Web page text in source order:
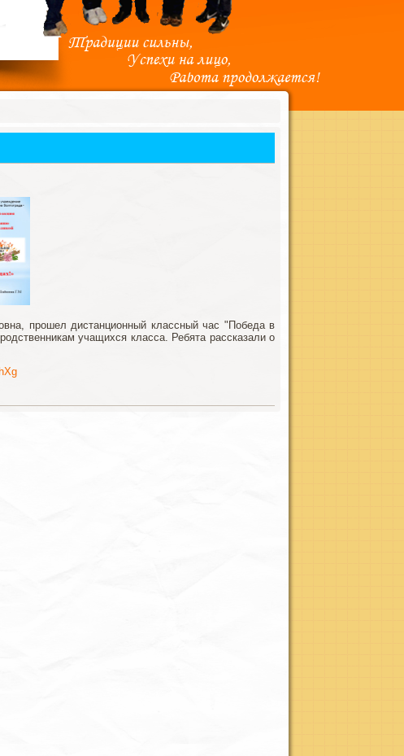
прошел дистанционный классный час "Победа в
учащихся класса. Ребята рассказали о